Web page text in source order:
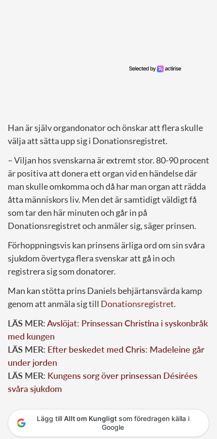
Han är själv organdonator och önskar att flera skulle
välja att sätta upp sig i Donationsregistret.
– Viljan hos svenskarna är extremt stor. 80-90 procent
är positiva att donera ett organ vid en händelse där
man skulle omkomma och då har man organ att rädda
åtta människors liv. Men det är samtidigt väldigt få
som tar den här minuten och går in på
Donationsregistret och anmäler sig, säger prinsen.
Förhoppningsvis kan prinsens ärliga ord om sin svåra
sjukdom övertyga flera svenskar att gå in och
registrera sig som donatorer.
Man kan stötta prins Daniels behjärtansvärda kamp
genom att anmäla sig till Donationsregistret.
LÄS MER:Avslöjat: Prinsessan Christina i syskonbråk
med kungen
LÄS MER: Efter beskedet med Chris: Madeleine går
under jorden
LÄS MER: Kungens sorg över prinsessan Désirées
svåra sjukdom
Lägg till Allt om Kungligtsom föredragen källa i
Google